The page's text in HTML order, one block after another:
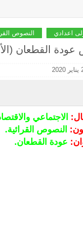
اعدادي النصوص
عودة القطعان
الاجتماعي
النصوص القرائية.
عودة القطعان.